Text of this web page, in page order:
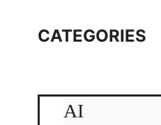
CATEGORIES
AI